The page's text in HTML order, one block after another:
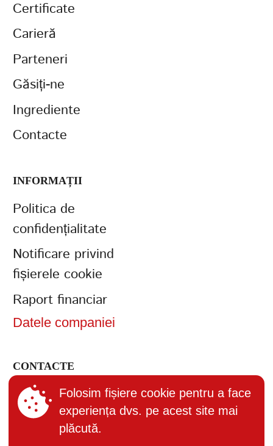
Certificate
Carieră
Parteneri
Găsiți-ne
Ingrediente
Contacte
INFORMAȚII
Politica de
confidențialitate
Notificare privind
fișierele cookie
Raport financiar
Datele companiei
CONTACTE
+373 (22) 895-600
office@bucuria.md
Folosim fișiere cookie pentru a face
experiența dvs. pe acest site mai
plăcută.